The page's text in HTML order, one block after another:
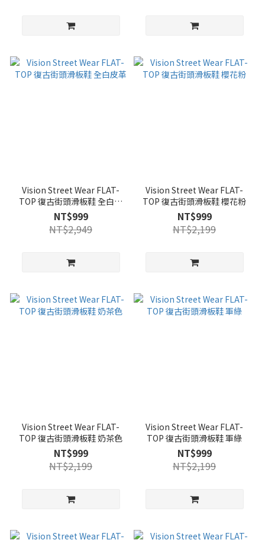
Vision Street Wear FLAT-
TOP 復古街頭滑板鞋 全白皮
革
NT$999
NT$2,949
Vision Street Wear FLAT-
TOP 復古街頭滑板鞋 櫻花粉
NT$999
NT$2,199
Vision Street Wear FLAT-
TOP 復古街頭滑板鞋 奶茶色
NT$999
NT$2,199
Vision Street Wear FLAT-
TOP 復古街頭滑板鞋 軍綠
NT$999
NT$2,199